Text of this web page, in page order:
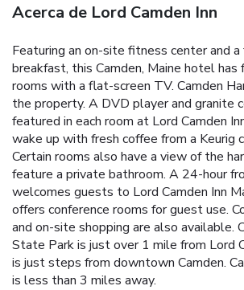
Acerca de Lord Camden Inn
Featuring an on-site fitness center and
breakfast, this Camden, Maine hotel has
rooms with a flat-screen TV. Camden
the property. A DVD player and granite
featured in each room at Lord Camden
wake up with fresh coffee from a Keurig
Certain rooms also have a view of the
feature a private bathroom. A 24-hour
welcomes guests to Lord Camden Inn
offers conference rooms for guest use.
and on-site shopping are also available.
State Park is just over 1 mile from Lord
is just steps from downtown Camden.
is less than 3 miles away.